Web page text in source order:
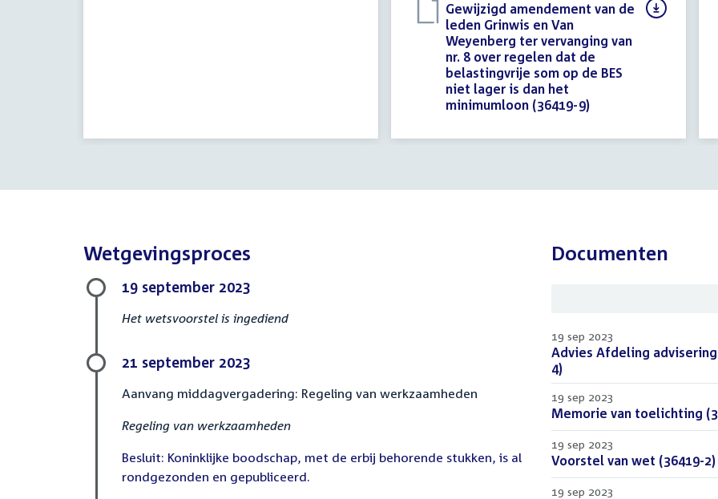
Download
bestand:
Gewijzigd amendement van de
leden Grinwis en Van
Weyenberg ter vervanging van
nr. 8 over regelen dat de
belastingvrije som op de BES
niet lager is dan het
minimumloon (36419-9)
Wetgevingsproces
19 september 2023
Het wetsvoorstel is ingediend
21 september 2023
Aanvang middagvergadering: Regeling van werkzaamheden
Regeling van werkzaamheden
Besluit: Koninklijke boodschap, met de erbij behorende stukken, is al
rondgezonden en gepubliceerd.
Documenten
19 sep 2023
Download
bestand:
Advies Afdeling advisering
4)
19 sep 2023
Download
bestand:
Memorie van toelichting
19 sep 2023
Download
bestand:
Voorstel van wet (36419-2)
19 sep 2023